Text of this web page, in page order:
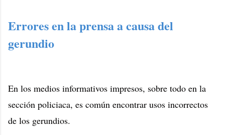
Errores en la prensa a causa del
gerundio
En los medios informativos impresos, sobre todo en la
sección policiaca, es común encontrar usos incorrectos
de los gerundios.